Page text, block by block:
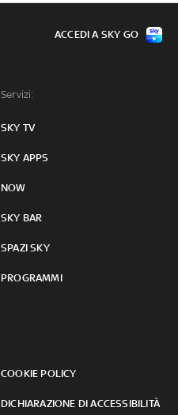
Servizi:
SKY TV
SKY APPS
NOW
SKY BAR
SPAZI SKY
PROGRAMMI
COOKIE POLICY
DICHIARAZIONE DI ACCESSIBILITÀ
ACCEDI A SKY GO